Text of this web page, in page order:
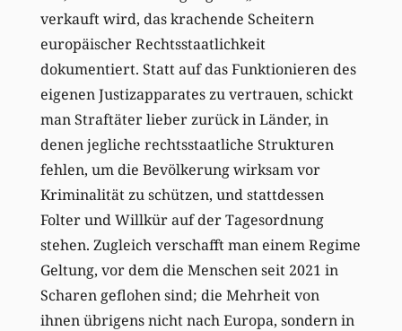
verkauft wird, das krachende Scheitern
europäischer Rechtsstaatlichkeit
dokumentiert. Statt auf das Funktionieren des
eigenen Justizapparates zu vertrauen, schickt
man Straftäter lieber zurück in Länder, in
denen jegliche rechtsstaatliche Strukturen
fehlen, um die Bevölkerung wirksam vor
Kriminalität zu schützen, und stattdessen
Folter und Willkür auf der Tagesordnung
stehen. Zugleich verschafft man einem Regime
Geltung, vor dem die Menschen seit 2021 in
Scharen geflohen sind; die Mehrheit von
ihnen übrigens nicht nach Europa, sondern in